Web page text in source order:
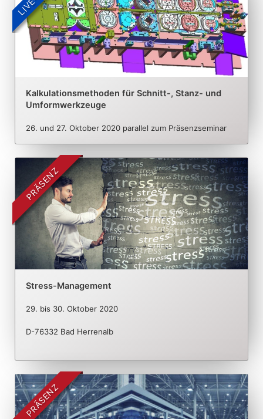
Kalkulationsmethoden für Schnitt-, Stanz- und
Umformwerkzeuge
26. und 27. Oktober 2020 parallel zum Präsenzseminar
PRÄSENZ
Stress-Management
29. bis 30. Oktober 2020
D-76332 Bad Herrenalb
PRÄSENZ